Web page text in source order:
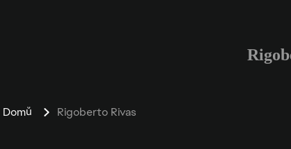
Domů Rigoberto Rivas